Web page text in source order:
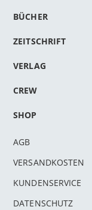
BÜCHER
ZEITSCHRIFT
VERLAG
CREW
SHOP
AGB
VERSANDKOSTEN
KUNDENSERVICE
DATENSCHUTZ